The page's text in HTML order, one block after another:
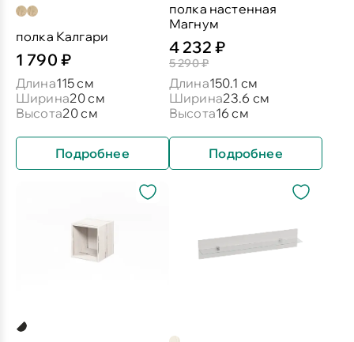
полка Калгари
1 790 ₽
Длина115 см
Ширина20 см
Высота20 см
Подробнее
полка настенная
Магнум
4 232 ₽
5 290 ₽
Длина150.1 см
Ширина23.6 см
Высота16 см
Подробнее